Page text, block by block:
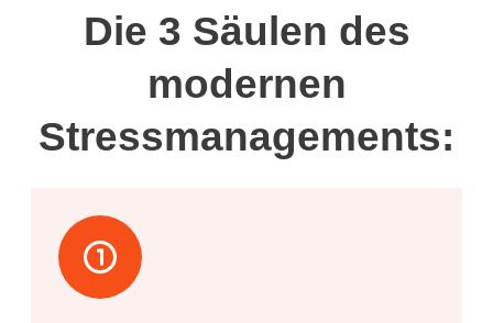
Die 3 Säulen des
modernen
Stressmanagements: